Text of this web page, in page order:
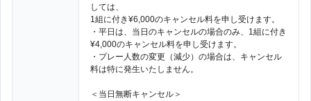
しては、
1組に付き¥6,000のキャンセル料を申し受けます。
・平日は、当日のキャンセルの場合のみ、1組に付き
¥4,000のキャンセル料を申し受けます。
・プレー人数の変更（減少）の場合は、キャンセル
料は特に発生いたしません。
＜当日無断キャンセル＞